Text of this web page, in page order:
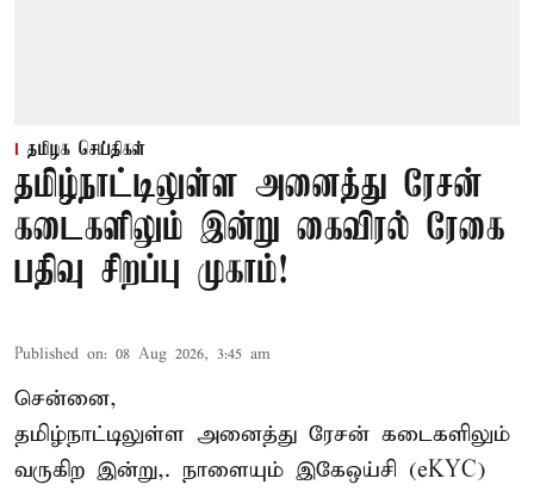
தமிழக செய்திகள்
தமிழ்நாட்டிலுள்ள அனைத்து ரேசன்
கடைகளிலும் இன்று கைவிரல் ரேகை
பதிவு சிறப்பு முகாம்!
Published on: 08 Aug 2026, 3:45 am
சென்னை,
தமிழ்நாட்டிலுள்ள அனைத்து ரேசன் கடைகளிலும்
வருகிற இன்று,. நாளையும் இகேஒய்சி (eKYC)